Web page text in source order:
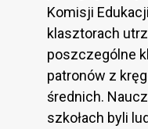
Komisji
klasztorach
poszczególne
patronów z
średnich.
szkołach byli